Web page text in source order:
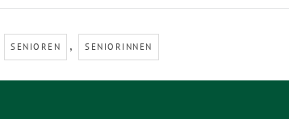
SENIOREN , SENIORINNEN